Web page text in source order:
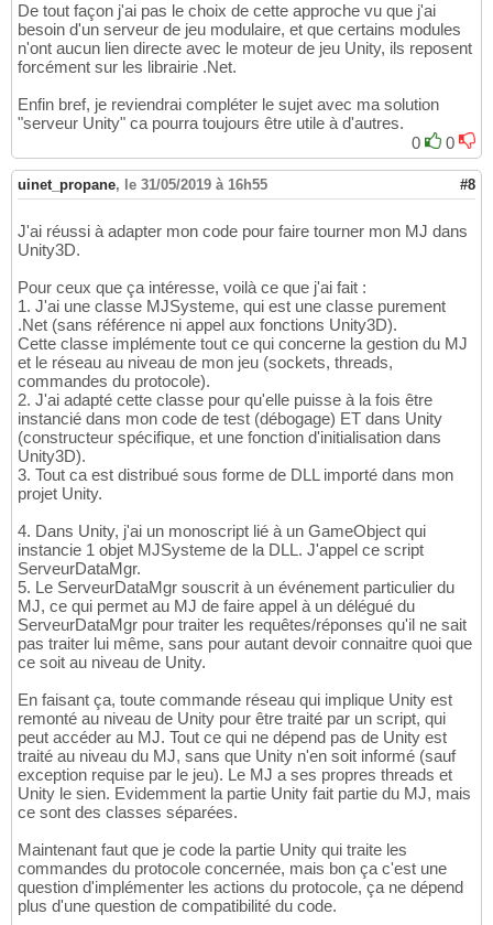
De tout façon j'ai pas le choix de cette approche vu que j'ai
besoin d'un serveur de jeu modulaire, et que certains modules
n'ont aucun lien directe avec le moteur de jeu Unity, ils reposent
forcément sur les librairie .Net.
Enfin bref, je reviendrai compléter le sujet avec ma solution
"serveur Unity" ca pourra toujours être utile à d'autres.
0
0
uinet_propane, le 31/05/2019 à 16h55 #8
J'ai réussi à adapter mon code pour faire tourner mon MJ dans
Unity3D.
Pour ceux que ça intéresse, voilà ce que j'ai fait :
1. J'ai une classe MJSysteme, qui est une classe purement
.Net (sans référence ni appel aux fonctions Unity3D).
Cette classe implémente tout ce qui concerne la gestion du MJ
et le réseau au niveau de mon jeu (sockets, threads,
commandes du protocole).
2. J'ai adapté cette classe pour qu'elle puisse à la fois être
instancié dans mon code de test (débogage) ET dans Unity
(constructeur spécifique, et une fonction d'initialisation dans
Unity3D).
3. Tout ca est distribué sous forme de DLL importé dans mon
projet Unity.
4. Dans Unity, j'ai un monoscript lié à un GameObject qui
instancie 1 objet MJSysteme de la DLL. J'appel ce script
ServeurDataMgr.
5. Le ServeurDataMgr souscrit à un événement particulier du
MJ, ce qui permet au MJ de faire appel à un délégué du
ServeurDataMgr pour traiter les requêtes/réponses qu'il ne sait
pas traiter lui même, sans pour autant devoir connaitre quoi que
ce soit au niveau de Unity.
En faisant ça, toute commande réseau qui implique Unity est
remonté au niveau de Unity pour être traité par un script, qui
peut accéder au MJ. Tout ce qui ne dépend pas de Unity est
traité au niveau du MJ, sans que Unity n'en soit informé (sauf
exception requise par le jeu). Le MJ a ses propres threads et
Unity le sien. Evidemment la partie Unity fait partie du MJ, mais
ce sont des classes séparées.
Maintenant faut que je code la partie Unity qui traite les
commandes du protocole concernée, mais bon ça c'est une
question d'implémenter les actions du protocole, ça ne dépend
plus d'une question de compatibilité du code.